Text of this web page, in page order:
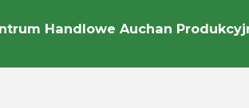
Handlowe Auchan